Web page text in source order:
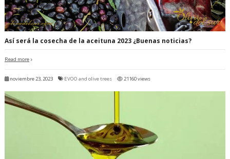
Así será la cosecha de la aceituna 2023 ¿Buenas noticias?
Read more
noviembre 23, 2023 EVOO and olive trees 21160 views